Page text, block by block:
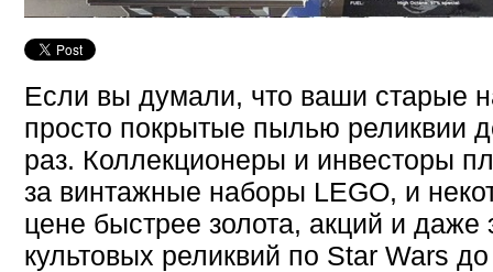
Если вы думали, что ваши старые
просто покрытые пылью реликвии
раз. Коллекционеры и инвесторы
за винтажные наборы LEGO, и
цене быстрее золота, акций и даже
культовых реликвий по Star Wars